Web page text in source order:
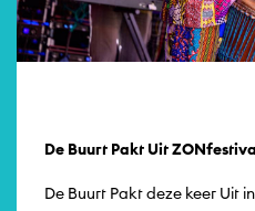
De Buurt Pakt Uit
De Buurt Pakt deze keer Uit